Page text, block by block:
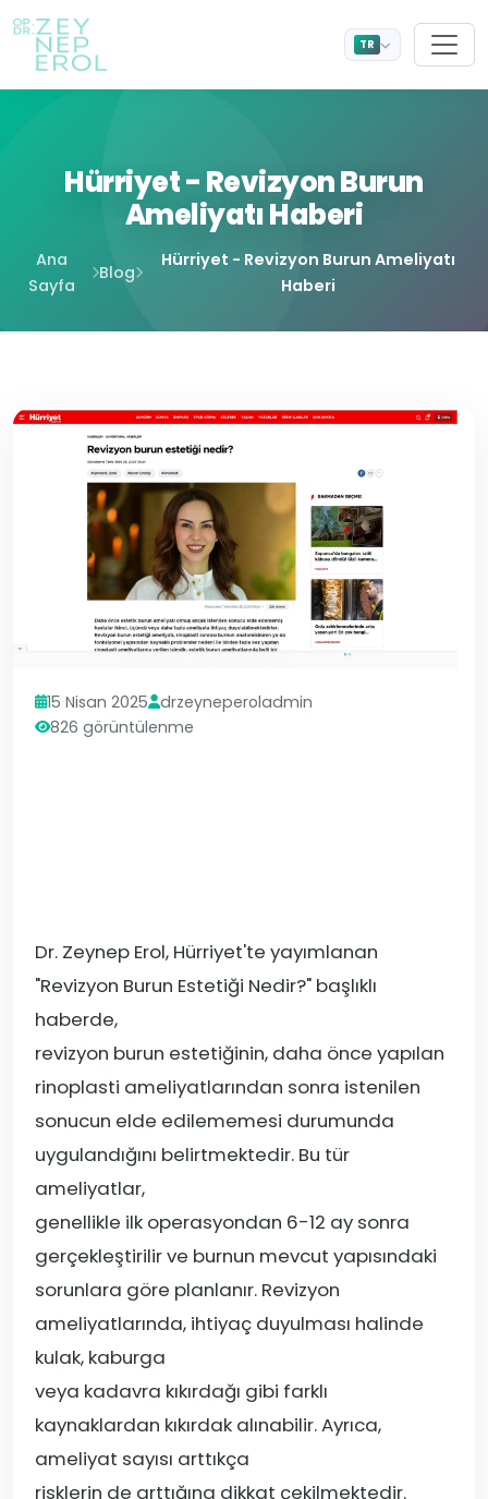
TR
Hürriyet - Revizyon Burun
Ameliyatı Haberi
Ana
Sayfa
Blog
Hürriyet - Revizyon Burun Ameliyatı
Haberi
15 Nisan 2025 drzeyneperoladmin
826 görüntülenme
Dr. Zeynep Erol, Hürriyet'te yayımlanan
"Revizyon Burun Estetiği Nedir?" başlıklı
haberde,
revizyon burun estetiğinin, daha önce yapılan
rinoplasti ameliyatlarından sonra istenilen
sonucun elde edilememesi durumunda
uygulandığını belirtmektedir. Bu tür
ameliyatlar,
genellikle ilk operasyondan 6-12 ay sonra
gerçekleştirilir ve burnun mevcut yapısındaki
sorunlara göre planlanır. Revizyon
ameliyatlarında, ihtiyaç duyulması halinde
kulak, kaburga
veya kadavra kıkırdağı gibi farklı
kaynaklardan kıkırdak alınabilir. Ayrıca,
ameliyat sayısı arttıkça
risklerin de arttığına dikkat çekilmektedir.